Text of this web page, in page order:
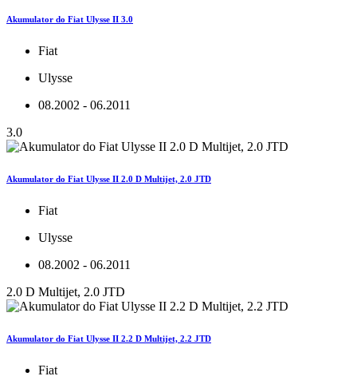
Akumulator do Fiat Ulysse II 3.0
Fiat
Ulysse
08.2002 - 06.2011
3.0
Akumulator do Fiat Ulysse II 2.0 D Multijet, 2.0 JTD
Fiat
Ulysse
08.2002 - 06.2011
2.0 D Multijet, 2.0 JTD
Akumulator do Fiat Ulysse II 2.2 D Multijet, 2.2 JTD
Fiat